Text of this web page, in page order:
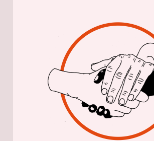
auf dem
Die
knapp
etwa